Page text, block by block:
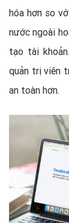
hóa hơn so
nước ngoài
tạo tài
quản trị viên
an toàn hơn.